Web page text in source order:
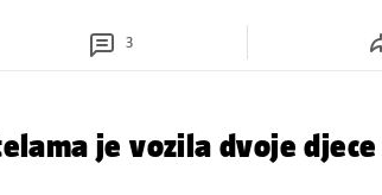
3
je vozila dvoje